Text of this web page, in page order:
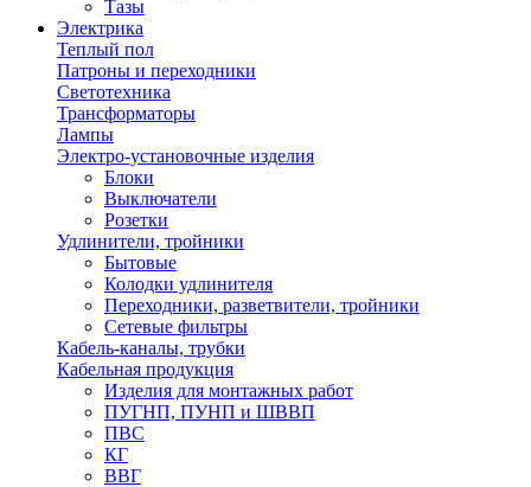
Тазы
Электрика
Теплый пол
Патроны и переходники
Светотехника
Трансформаторы
Лампы
Электро-установочные изделия
Блоки
Выключатели
Розетки
Удлинители, тройники
Бытовые
Колодки удлинителя
Переходники, разветвители, тройники
Сетевые фильтры
Кабель-каналы, трубки
Кабельная продукция
Изделия для монтажных работ
ПУГНП, ПУНП и ШВВП
ПВС
КГ
ВВГ